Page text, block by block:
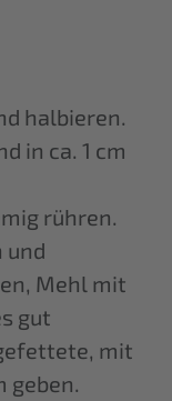
halbieren.
in ca. 1 cm
rühren.
und
Mehl mit
gut
mit